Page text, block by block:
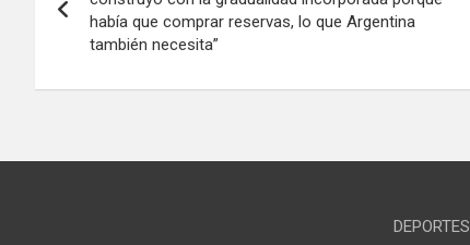
entradas
había que comprar reservas, lo que Argentina
también necesita”
DEPORTES